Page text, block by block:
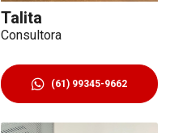
Talita
Consultora
(61) 99345-9662